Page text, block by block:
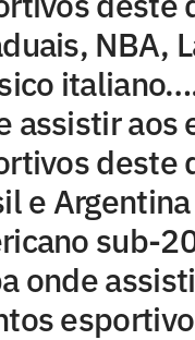
NBA,
assistir aos
deste
e
sub-
onde